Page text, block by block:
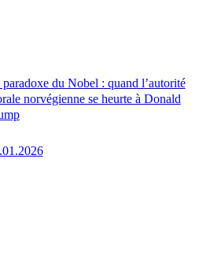
du Nobel : quand l’autorité
norvégienne se heurte à Donald